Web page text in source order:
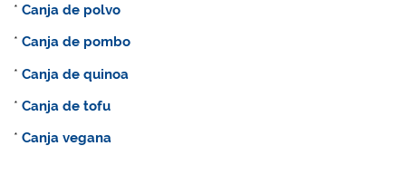
*Canja de polvo
*Canja de pombo
*Canja de quinoa
*Canja de tofu
*Canja vegana